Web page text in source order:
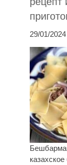
29/01/2024